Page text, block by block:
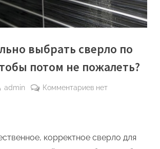
выбрать сверло по
потом не пожалеть?
By
admin Комментариевк
выбрать
нет
корректное сверло для